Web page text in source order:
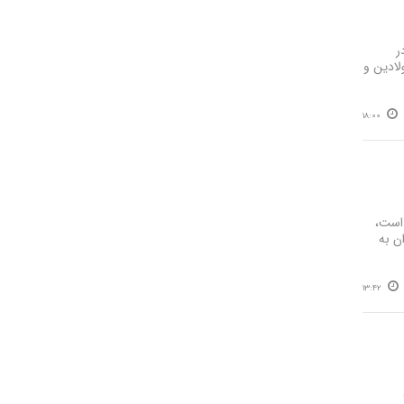
و
18:00
به
13:42